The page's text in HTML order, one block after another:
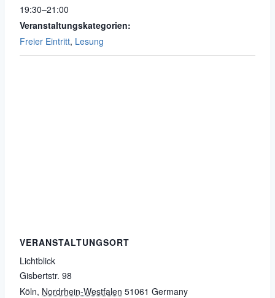
19:30–21:00
Veranstaltungskategorien:
Freier Eintritt, Lesung
VERANSTALTUNGSORT
Lichtblick
Gisbertstr. 98
Köln, Nordrhein-Westfalen 51061 Germany